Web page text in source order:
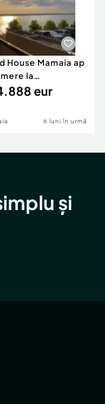
House Mamaia ap
la
Mega
eur
6 luni în urmă
și